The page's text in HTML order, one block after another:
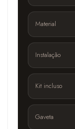
Material
Instalação
Kit incluso
Gaveta